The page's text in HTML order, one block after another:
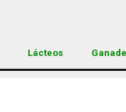
Lácteos